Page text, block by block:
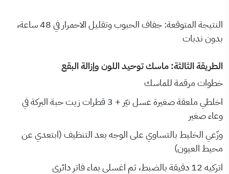
النتيجة المتوقعة: جفاف الحبوب وتقليل الاحمرار في 48 ساعة،
بدون ندبات
الطريقة الثالثة: ماسك توحيد اللون وإزالة البقع
خطوات مرقمة للماسك
اخلطي ملعقة صغيرة عسل نيّر + 3 قطرات زيت حبة البركة في
وعاء صغير
وزّعي الخليط بالتساوي على الوجه بعد التنظيف (ابتعدي عن
محيط العيون)
اتركيه 12 دقيقة بالضبط، ثم اغسلي بماء فاتر دائري